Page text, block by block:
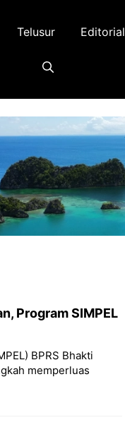
Telusur Editorial
Program SIMPEL
BPRS Bhakti
memperluas